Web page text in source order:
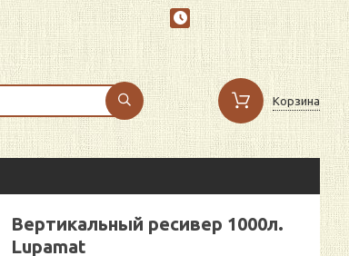
Корзина
Вертикальный ресивер 1000л.
Lupamat